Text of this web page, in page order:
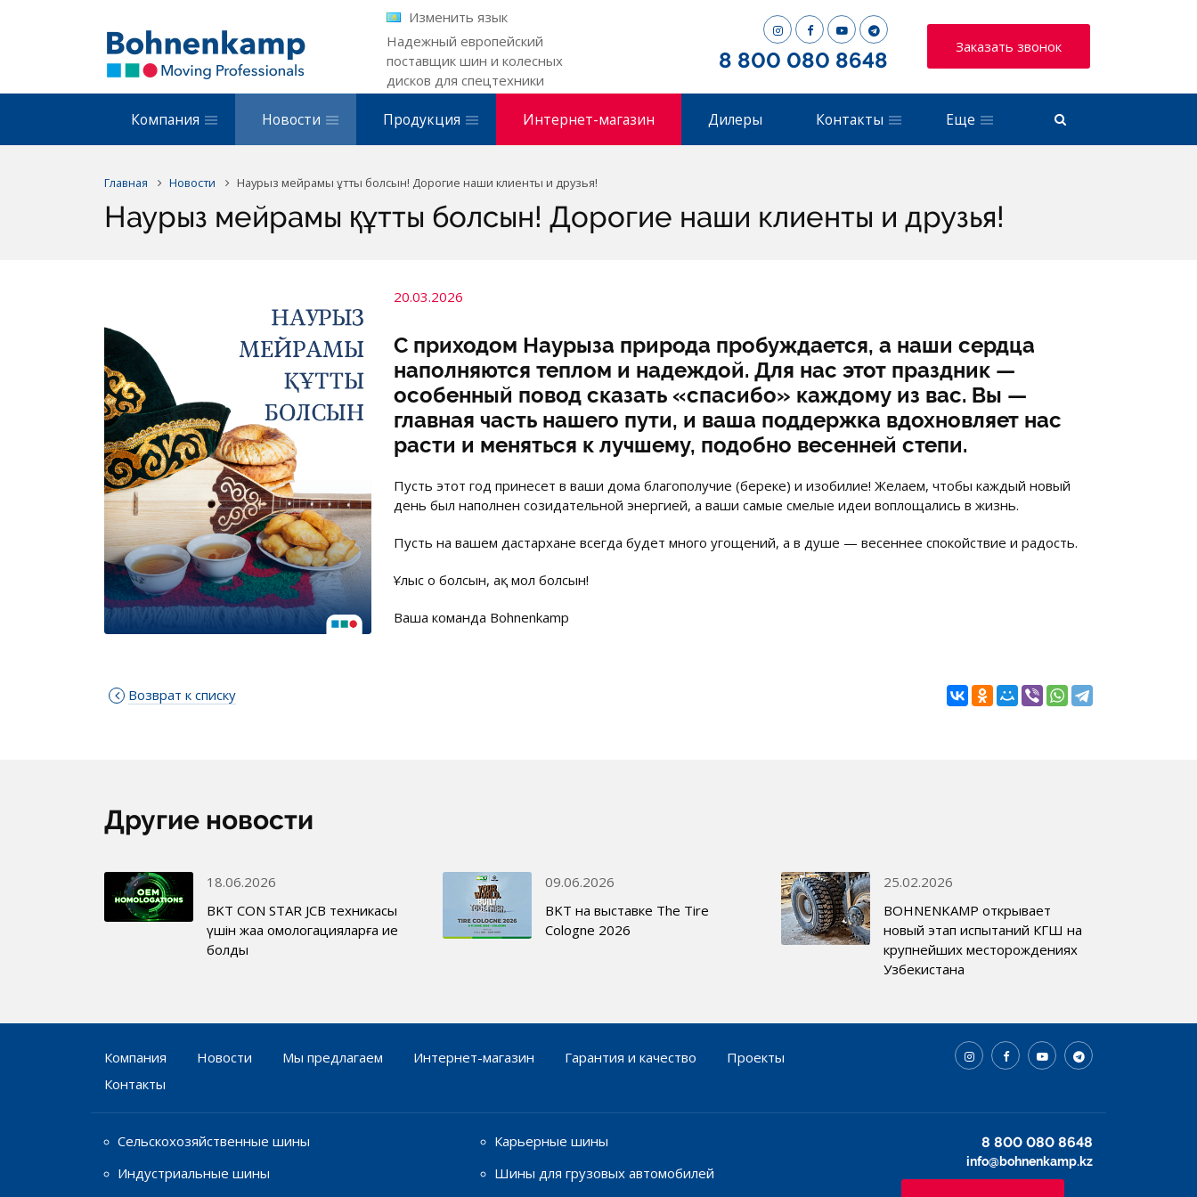
Изменить язык
Надежный европейский
поставщик шин и колесных
дисков для спецтехники
8 800 080 8648
Заказать звонок
Компания Новости Продукция Интернет-магазин Дилеры Контакты Еще
Главная Новости Наурыз мейрамы құтты болсын! Дорогие наши клиенты и друзья!
Наурыз мейрамы құтты болсын! Дорогие наши клиенты и друзья!
20.03.2026
С приходом Наурыза природа пробуждается, а наши сердца
наполняются теплом и надеждой. Для нас этот праздник —
особенный повод сказать «спасибо» каждому из вас. Вы —
главная часть нашего пути, и ваша поддержка вдохновляет нас
расти и меняться к лучшему, подобно весенней степи.
Пусть этот год принесет в ваши дома благополучие (береке) и изобилие! Желаем, чтобы каждый новый
день был наполнен созидательной энергией, а ваши самые смелые идеи воплощались в жизнь.
Пусть на вашем дастархане всегда будет много угощений, а в душе — весеннее спокойствие и радость.
Ұлыс оң болсын, ақ мол болсын!
Ваша команда Bohnenkamp
Возврат к списку
Другие новости
18.06.2026
BKT CON STAR JCB техникасы
үшін жаңа омологацияларға ие
болды
09.06.2026
BKT на выставке The Tire
Cologne 2026
25.02.2026
BOHNENKAMP открывает
новый этап испытаний КГШ на
крупнейших месторождениях
Узбекистана
Компания Новости Мы предлагаем Интернет-магазин Гарантия и качество
Проекты
Контакты
8 800 080 8648
info@bohnenkamp.kz
Сельскохозяйственные шины
Индустриальные шины
Карьерные шины
Шины для грузовых автомобилей